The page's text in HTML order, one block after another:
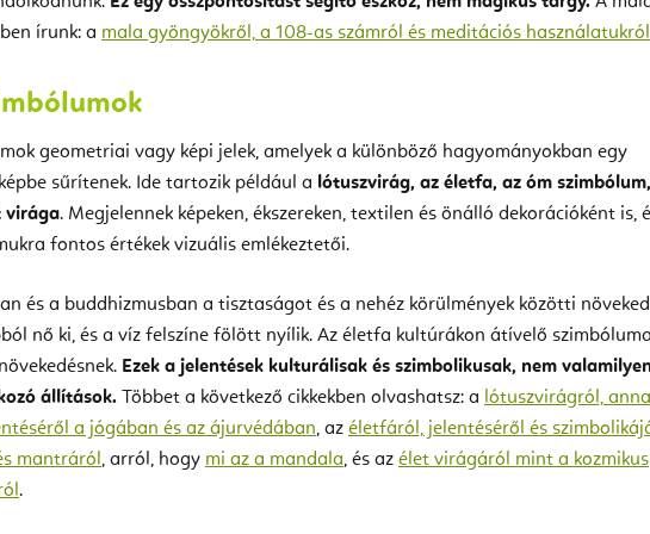
írunk: a mala gyöngyökről, a 108-as számról és meditációs használatukról
geometriai vagy képi jelek, amelyek a különböző hagyományokban egy
sűrítenek. Ide tartozik például a lótuszvirág, az életfa, az óm
virága. Megjelennek képeken, ékszereken, textilen és önálló dekorációként is,
fontos értékek vizuális emlékeztetői.
és a buddhizmusban a tisztaságot és a nehéz körülmények közötti
nő ki, és a víz felszíne fölött nyílik. Az életfa kultúrákon átívelő
Ezek a jelentések kulturálisak és szimbolikusak, nem
állítások. Többet a következő cikkekben olvashatsz: a lótuszvirágról,
a jógában és az ájurvédában, az életfáról, jelentéséről és
mantráról, arról, hogy mi az a mandala, és az élet virágáról mint a kozmikus
.